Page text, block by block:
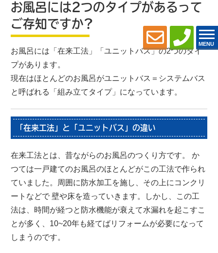
MENU
お風呂には2つのタイプがあるって
ご存知ですか?
お風呂には「在来工法」「ユニットバス」の2つのタイ
プがあります。
現在はほとんどのお風呂がユニットバス＝システムバス
と呼ばれる「組み立てタイプ」になっています。
「在来工法」と「ユニットバス」の違い
在来工法とは、昔ながらのお風呂のつくり方です。 か
つては一戸建てのお風呂のほとんどがこの工法で作られ
ていました。周囲に防水加工を施し、その上にコンクリ
ートなどで 壁や床を造っていきます。しかし、この工
法は、時間が経つと防水機能が衰えて水漏れを起こすこ
とが多く、10~20年も経てばリフォームが必要になって
しまうのです。